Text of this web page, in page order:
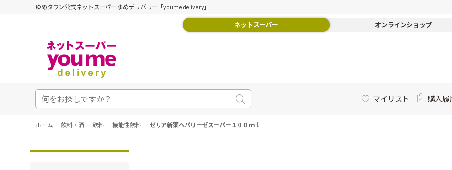
ゆめタウン公式ネットスーパーゆめデリバリー「youme delivery」
ネットスーパー オンラインショップ
マイリスト 購入履
ホーム -飲料・酒 -飲料 - 機能性飲料 - ゼリア新薬ヘパリーゼスーパー１００ｍｌ